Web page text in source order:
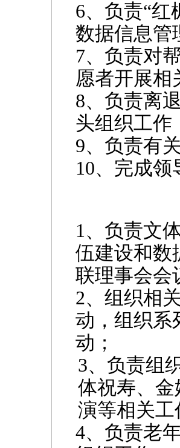
6、负责“红
数据信息管
7、负责对
愿者开展相
8、负责离
头组织工作
9、 负责有
10、完成领
1、负责文
伍建设和数
联理事会会
2、组织相
动，组织系
动；
3、负责组
体祝寿、
演等相关工
4、负责老